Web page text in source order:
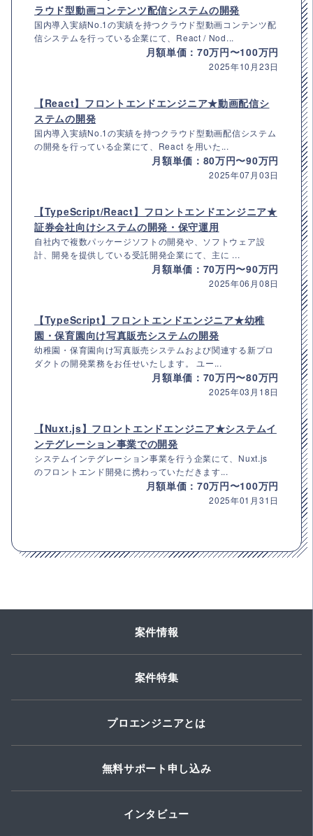
ラウド型動画コンテンツ配信システムの開発
国内導入実績No.1の実績を持つクラウド型動画コンテンツ配
信システムを行っている企業にて、React / Nod...
月額単価：70万円〜100万円
2025年10月23日
【React】フロントエンドエンジニア★動画配信シ
ステムの開発
国内導入実績No.1の実績を持つクラウド型動画配信システム
の開発を行っている企業にて、React を用いた...
月額単価：80万円〜90万円
2025年07月03日
【TypeScript/React】フロントエンドエンジニア★
証券会社向けシステムの開発・保守運用
自社内で複数パッケージソフトの開発や、ソフトウェア設
計、開発を提供している受託開発企業にて、主に ...
月額単価：70万円〜90万円
2025年06月08日
【TypeScript】フロントエンドエンジニア★幼稚
園・保育園向け写真販売システムの開発
幼稚園・保育園向け写真販売システムおよび関連する新プロ
ダクトの開発業務をお任せいたします。 ユー...
月額単価：70万円〜80万円
2025年03月18日
【Nuxt.js】フロントエンドエンジニア★システムイ
ンテグレーション事業での開発
システムインテグレーション事業を行う企業にて、Nuxt.js
のフロントエンド開発に携わっていただきます...
月額単価：70万円〜100万円
2025年01月31日
案件情報
案件特集
プロエンジニアとは
無料サポート申し込み
インタビュー